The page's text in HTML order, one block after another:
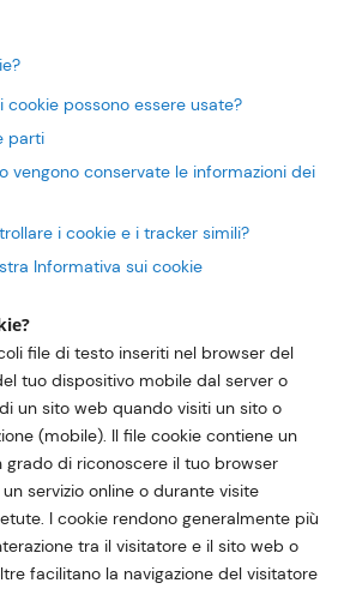
cookie possono essere usate?
parti
vengono conservate le informazioni dei
i cookie e i tracker simili?
Informativa sui cookie
file di testo inseriti nel browser del
tuo dispositivo mobile dal server o
un sito web quando visiti un sito o
(mobile). Il file cookie contiene un
grado di riconoscere il tuo browser
servizio online o durante visite
I cookie rendono generalmente più
tra il visitatore e il sito web o
facilitano la navigazione del visitatore